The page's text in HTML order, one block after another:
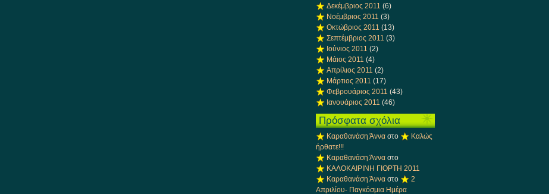
Δεκέμβριος 2011 (6)
Νοέμβριος 2011 (3)
Οκτώβριος 2011 (13)
Σεπτέμβριος 2011 (3)
Ιούνιος 2011 (2)
Μάιος 2011 (4)
Απρίλιος 2011 (2)
Μάρτιος 2011 (17)
Φεβρουάριος 2011 (43)
Ιανουάριος 2011 (46)
Πρόσφατα σχόλια
Καραθανάση Άννα στο
Καλώς
ήρθατε!!!
Καραθανάση Άννα στο
ΚΑΛΟΚΑΙΡΙΝΗ ΓΙΟΡΤΗ 2011
Καραθανάση Άννα στο
2
Απριλίου- Παγκόσμια Ημέρα